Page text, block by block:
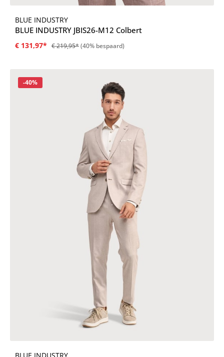
BLUE INDUSTRY
BLUE INDUSTRY JBIS26-M12 Colbert
€ 131,97* € 219,95*(40% bespaard)
Korting
-40%
BLUE INDUSTRY